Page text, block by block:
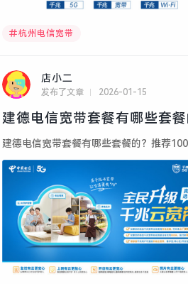
杭州电信宽带
店小二
发布了文章 2026-01-15
建德电信宽带套餐有哪些套
建德电信宽带套餐有哪些套餐的？推荐